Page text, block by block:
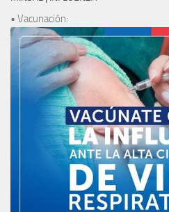
• Vacunación: